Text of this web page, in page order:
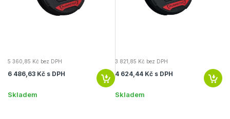
5 360,85 Kč bez DPH
6 486,63 Kč s DPH
Skladem
3 821,85 Kč bez DPH
4 624,44 Kč s DPH
Skladem